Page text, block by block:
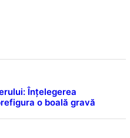
Înțelegerea
o boală gravă